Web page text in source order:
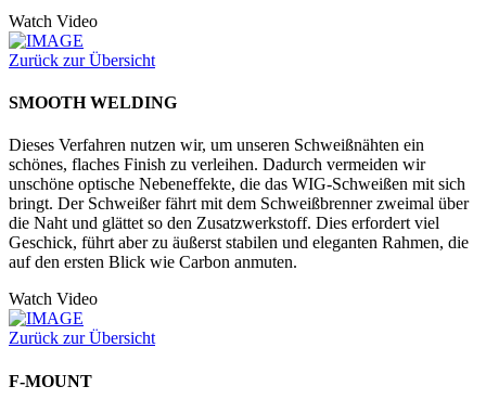
Watch Video
Zurück zur Übersicht
SMOOTH WELDING
Dieses Verfahren nutzen wir, um unseren Schweißnähten ein
schönes, flaches Finish zu verleihen. Dadurch vermeiden wir
unschöne optische Nebeneffekte, die das WIG-Schweißen mit sich
bringt. Der Schweißer fährt mit dem Schweißbrenner zweimal über
die Naht und glättet so den Zusatzwerkstoff. Dies erfordert viel
Geschick, führt aber zu äußerst stabilen und eleganten Rahmen, die
auf den ersten Blick wie Carbon anmuten.
Watch Video
Zurück zur Übersicht
F-MOUNT